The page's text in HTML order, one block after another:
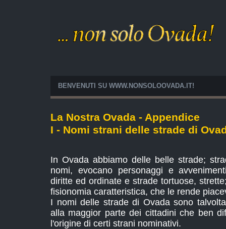
BENVENUTI SU WWW.NONSOLOOVADA.IT!
La Nostra Ovada - Appendice
I - Nomi strani delle strade di
In Ovada abbiamo delle belle strade;
nomi, evocano personaggi e
diritte ed ordinate e strade tortuose,
fisionomia caratteristica, che le rende
I nomi delle strade di Ovada sono
alla maggior parte dei cittadini che ben
l'origine di certi strani nominativi.